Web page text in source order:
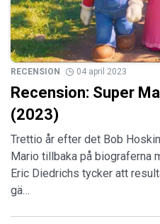
RECENSION 04 april 2023
Recension: Super
(2023)
Trettio år efter det Bob
Mario tillbaka på biograferna
Eric Diedrichs tycker att
gä…